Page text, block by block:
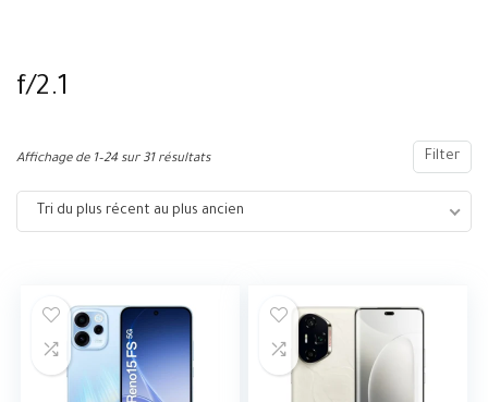
f/2.1
Filter
Affichage de 1–24 sur 31 résultats
Tri du plus récent au plus ancien